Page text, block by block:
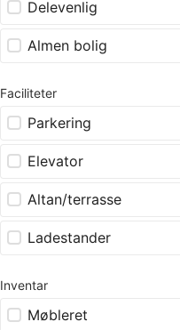
Delevenlig
Almen bolig
Faciliteter
Parkering
Elevator
Altan/terrasse
Ladestander
Inventar
Møbleret